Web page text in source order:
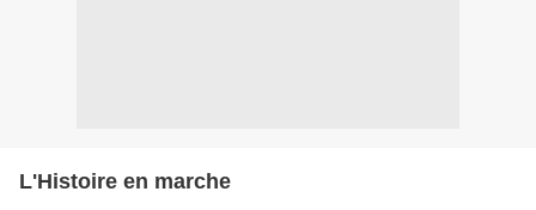
L'Histoire en marche